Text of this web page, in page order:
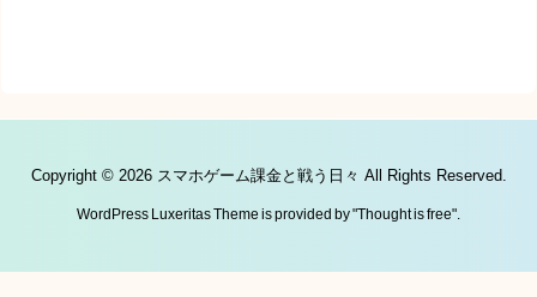
Copyright © 2026 スマホゲーム課金と戦う日々 All Rights Reserved.
WordPress Luxeritas Theme is provided by "Thought is free".